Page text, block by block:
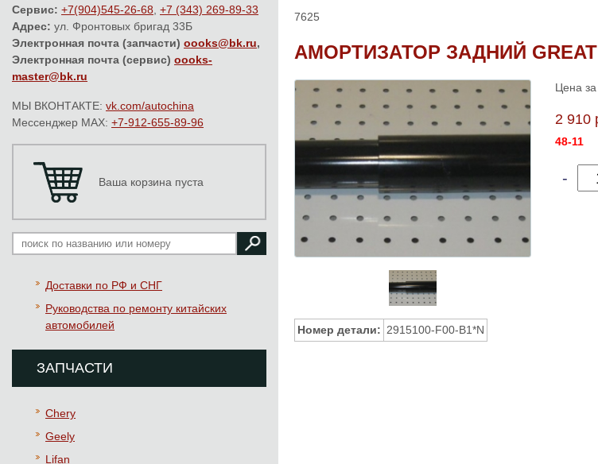
Сервис: +7(904)545-26-68 +7 (343) 269-89-33
Адрес: ул. Фронтовых бригад 33Б
Электронная почта (запчасти) oooks@bk.ru,
Электронная почта (сервис) oooks-
master@bk.ru
МЫ ВКОНТАКТЕ: vk.com/autochina
Мессенджер MAX: +7-912-655-89-96
Ваша корзина пуста
Доставки по РФ и СНГ
Руководства по ремонту китайских
автомобилей
ЗАПЧАСТИ
Chery
Geely
Lifan
7625
АМОРТИЗАТОР ЗАДНИЙ
Цена
2 910
48-11
-
Номер детали: 2915100-F00-B1*N